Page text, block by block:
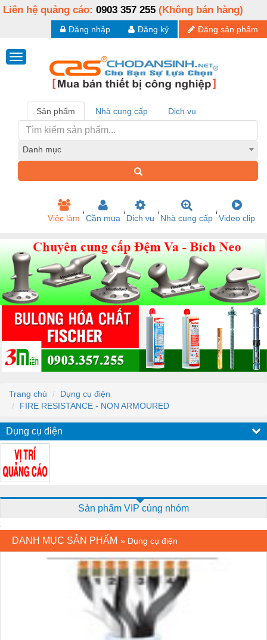
Liên hệ quảng cáo: 0903 357 255 (Không bán hàng)
Đăng sản phẩm
Đăng ký
Đăng nhập
Sản phẩm Nhà cung cấp Dịch vụ
Danh mục
Việc làm Cần mua Dịch vụ Nhà cung cấp Video clip
Trang chủ
Dụng cụ điện
FIRE RESISTANCE - NON ARMOURED
Dụng cụ điện
Sản phẩm VIP cùng nhóm
DANH MỤC SẢN PHẨM » Dụng cụ điện